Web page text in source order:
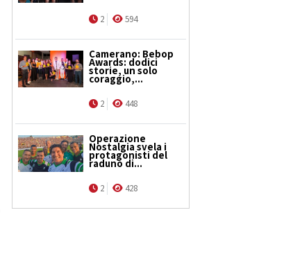
2 594
Camerano: Bebop
Awards: dodici
storie, un solo
coraggio,...
2 448
Operazione
Nostalgia svela i
protagonisti del
raduno di...
2 428